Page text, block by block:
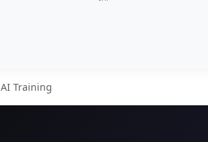
AI Training